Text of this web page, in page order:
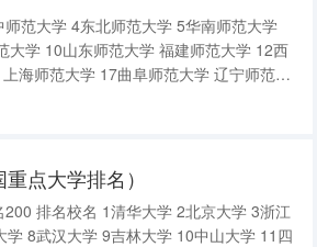
范大学 4东北师范大学 5华南师范大学
学 10山东师范大学 福建师范大学 12西
海师范大学 17曲阜师范大学 辽宁师范大
范大学 23云南师范大学 24江西师范大
点大学排名）
3浙江
8武汉大学 9吉林大学 10中山大学 11四